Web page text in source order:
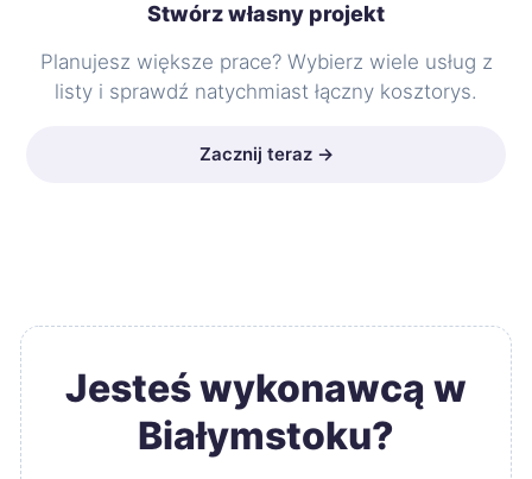
Stwórz własny projekt
Planujesz większe prace? Wybierz wiele usług z
listy i sprawdź natychmiast łączny kosztorys.
Zacznij teraz →
Jesteś wykonawcą w
Białymstoku?